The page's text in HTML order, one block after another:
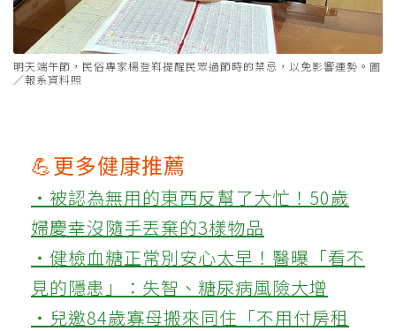
明天端午節，民俗專家楊登嵙提醒民眾過節時的禁忌，以免影響運勢。圖
／報系資料照
💪更多健康推薦
‧被認為無用的東西反幫了大忙！50歲
婦慶幸沒隨手丟棄的3樣物品
‧健檢血糖正常別安心太早！醫曝「看不
見的隱患」：失智、糖尿病風險大增
‧兒邀84歲寡母搬來同住「不用付房租